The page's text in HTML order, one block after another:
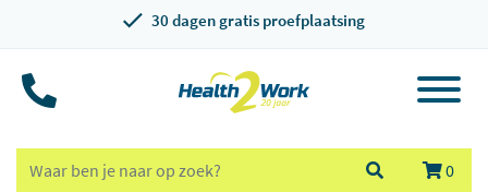
30 dagen gratis proefplaatsing
0